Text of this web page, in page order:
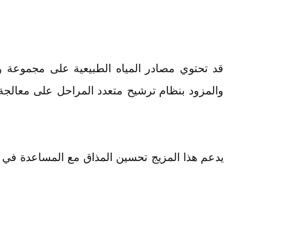
قد تحتوي مصادر المياه الطبيعية على مجموعة
والمزود بنظام ترشيح متعدد المراحل على
يدعم هذا المزيج تحسين المذاق مع المساعدة في